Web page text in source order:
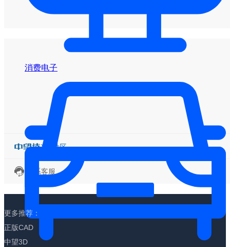
消费电子
联系客服
更多推荐：
正版CAD
中望3D